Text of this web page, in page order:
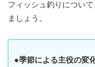
フィッシュ釣りについ
ましょう。
●季節による主役の変